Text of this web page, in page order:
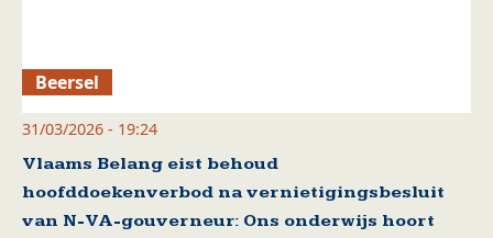
Beersel
31/03/2026 - 19:24
Vlaams Belang eist behoud
hoofddoekenverbod na vernietigingsbesluit
van N-VA-gouverneur: Ons onderwijs hoort